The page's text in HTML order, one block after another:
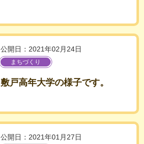
公開日：2021年02月24日
まちづくり
敷戸高年大学の様子です。
公開日：2021年01月27日